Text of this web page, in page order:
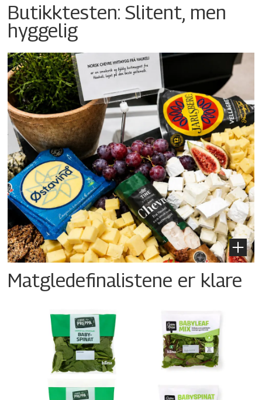
Butikktesten: Slitent, men
hyggelig
Matgledefinalistene er klare